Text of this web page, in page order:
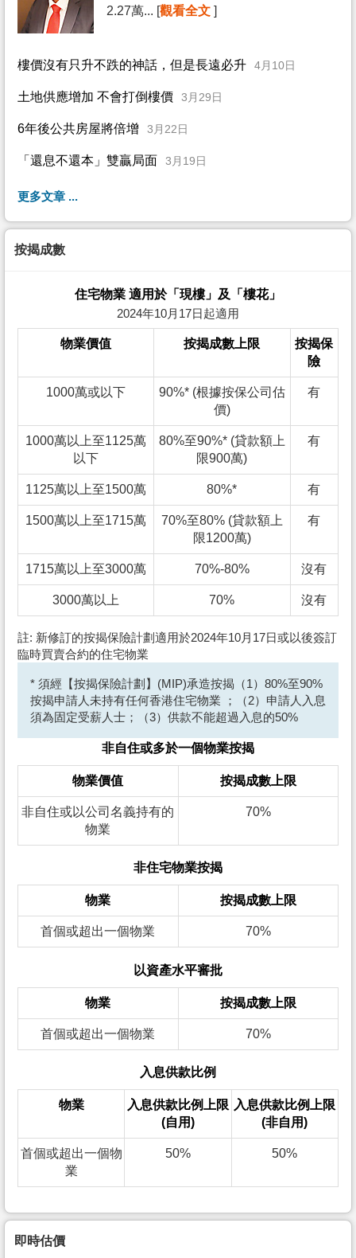
2.27萬... [觀看全文 ]
樓價沒有只升不跌的神話，但是長遠必升 4月10日
土地供應增加 不會打倒樓價 3月29日
6年後公共房屋將倍增 3月22日
「還息不還本」雙贏局面 3月19日
更多文章 ...
按揭成數
住宅物業 適用於「現樓」及「樓花」
2024年10月17日起適用
物業價值 按揭成數上限
按揭保
險
1000萬或以下
90%* (根據按保公司估
價)
有
1000萬以上至1125萬
以下
80%至90%* (貸款額上
限900萬)
有
1125萬以上至1500萬 80%* 有
1500萬以上至1715萬
70%至80% (貸款額上
限1200萬)
有
1715萬以上至3000萬 70%-80% 沒有
3000萬以上 70% 沒有
註: 新修訂的按揭保險計劃適用於2024年10月17日或以後簽訂
臨時買賣合約的住宅物業
* 須經【按揭保險計劃】(MIP)承造按揭（1）80%至90%
按揭申請人未持有任何香港住宅物業 ；（2）申請人入息
須為固定受薪人士；（3）供款不能超過入息的50%
非自住或多於一個物業按揭
物業價值 按揭成數上限
非自住或以公司名義持有的
物業
70%
非住宅物業按揭
物業 按揭成數上限
首個或超出一個物業 70%
以資產水平審批
物業 按揭成數上限
首個或超出一個物業 70%
入息供款比例
物業
入息供款比例上限
(自用)
入息供款比例上限
(非自用)
首個或超出一個物
業
50% 50%
即時估價